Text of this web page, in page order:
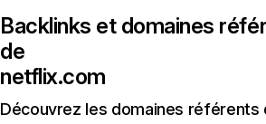
Backlinks et domaines
de
netflix.com
Découvrez les domaines référents